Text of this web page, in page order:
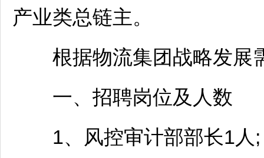
产业类总链主。
根据物流集团战略发展
一、 招聘岗位及人数
1、风控审计部部长1人;